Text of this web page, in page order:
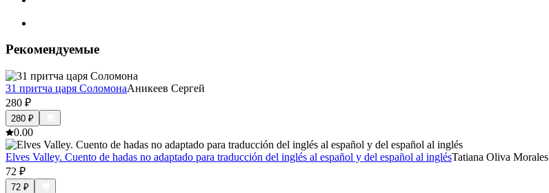
Рекомендуемые
31 притча царя СоломонаАникеев Сергей
280 ₽
280 ₽
0.00
Elves Valley. Cuento de hadas no adaptado para traducción del inglés al español y del español al inglésTatiana Oliva Morales
72 ₽
72 ₽